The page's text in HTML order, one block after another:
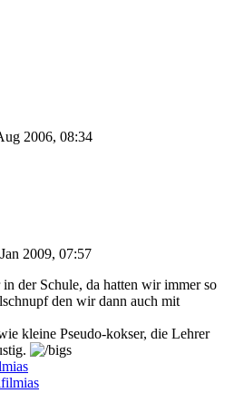
2006, 08:34
2009, 07:57
der Schule, da hatten wir immer so
den wir dann auch mit
kleine Pseudo-kokser, die Lehrer